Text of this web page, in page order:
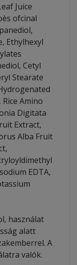
Juice
ofcinal
Ethylhexyl
Cetyl
Stearate
Amino
Digitata
Extract,
Alba Fruit
EDTA,
használat
alatt
A
valók.